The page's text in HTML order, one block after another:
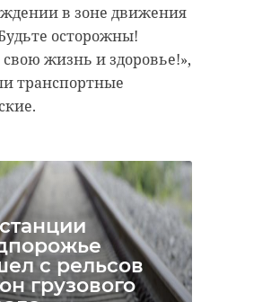
в зоне движения
осторожны!
свою жизнь и здоровье!»,
транспортные
с рельсов
грузового